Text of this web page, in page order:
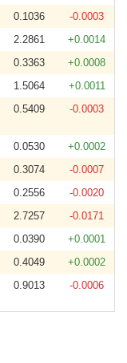
0.1036
-0.0003
2.2861
+0.0014
0.3363
+0.0008
1.5064
+0.0011
0.5409 -0.0003
0.0530
+0.0002
0.3074
-0.0007
0.2556
-0.0020
2.7257
-0.0171
0.0390
+0.0001
0.4049
+0.0002
0.9013 -0.0006